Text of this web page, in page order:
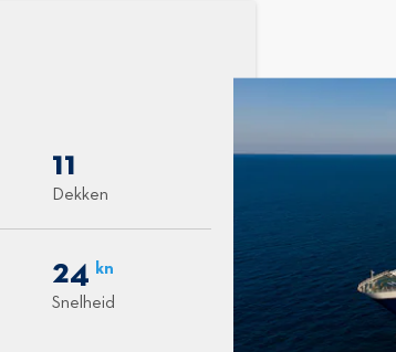
Dekken
11
Snelheid
24 kn